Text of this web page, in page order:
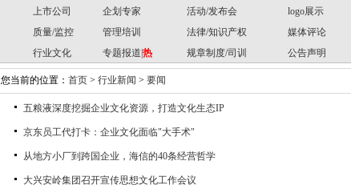
上市公司
企划专家 活动/发布会 logo展示
质量/监控
管理培训 法律/知识产权 媒体评论
行业文化
专题报道| 热 规章制度/司训 公告声明
您当前的位置： 首页 > 行业新闻 > 要闻
五粮液深度挖掘企业文化资源，打造文化生态IP
京东员工代打卡：企业文化面临"大手术"
从地方小厂到跨国企业，海信的40条经营哲学
大兴安岭集团召开宣传思想文化工作会议